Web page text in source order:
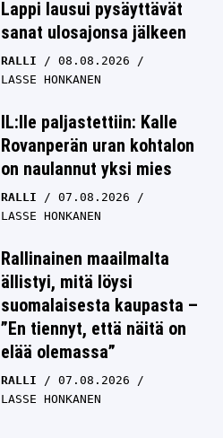
Lappi lausui pysäyttävät
sanat ulosajonsa jälkeen
RALLI
08.08.2026
LASSE HONKANEN
IL:lle paljastettiin: Kalle
Rovanperän uran kohtalon
on naulannut yksi mies
RALLI
07.08.2026
LASSE HONKANEN
Rallinainen maailmalta
ällistyi, mitä löysi
suomalaisesta kaupasta –
”En tiennyt, että näitä on
elää olemassa”
RALLI
07.08.2026
LASSE HONKANEN